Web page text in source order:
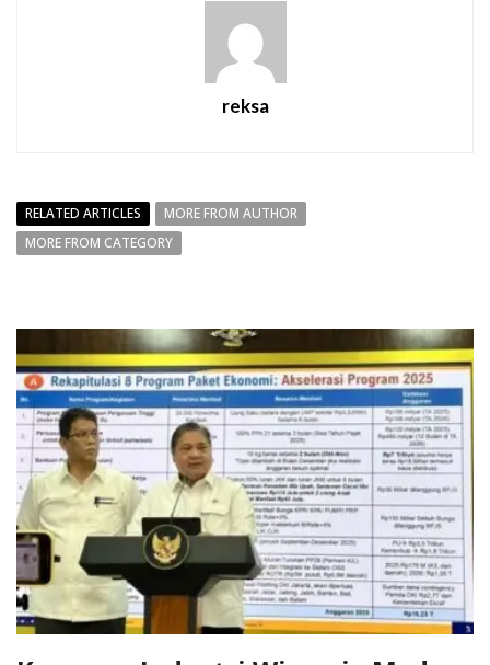
reksa
RELATED ARTICLES
MORE FROM AUTHOR
MORE FROM CATEGORY